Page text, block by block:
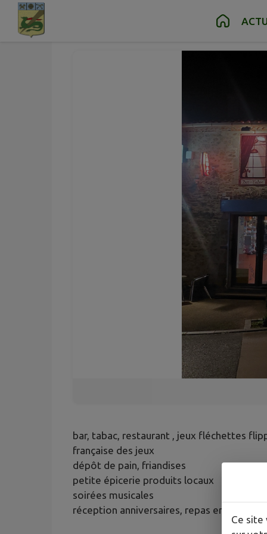
Contenu Pied de page
bar, tabac, restaurant , jeux fléchettes
française des jeux
dépôt de pain, friandises
petite épicerie produits locaux
soirées musicales
réception anniversaires, repas
Ce site